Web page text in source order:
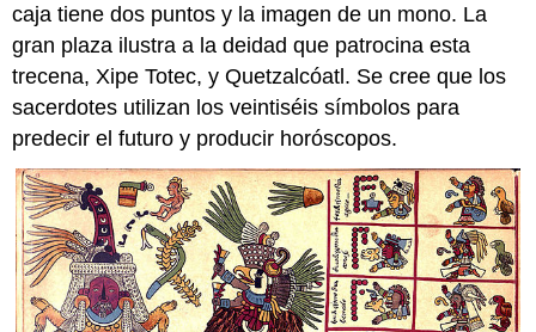
caja tiene dos puntos y la imagen de un mono. La
gran plaza ilustra a la deidad que patrocina esta
trecena, Xipe Totec, y Quetzalcóatl. Se cree que los
sacerdotes utilizan los veintiséis símbolos para
predecir el futuro y producir horóscopos.